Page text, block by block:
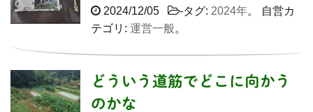
2024/12/05 -タグ: 2024年。 自営カ
テゴリ: 運営一般。
どういう道筋でどこに向かう
のかな